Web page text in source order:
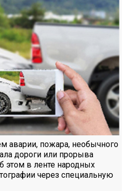
аварии, пожара, необычного
дороги или прорыва
этом в ленте народных
через специальную